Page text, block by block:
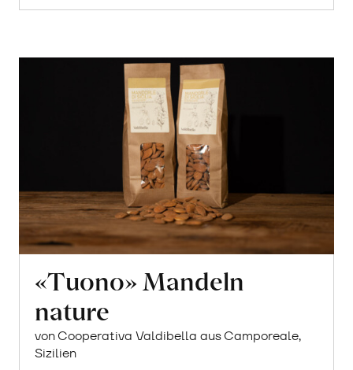
«Tuono» Mandeln
nature
von Cooperativa Valdibella aus Camporeale,
Sizilien